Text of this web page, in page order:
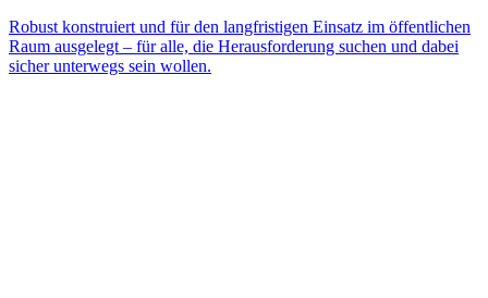
Robust konstruiert und für den langfristigen Einsatz im öffentlichen
Raum ausgelegt – für alle, die Herausforderung suchen und dabei
sicher unterwegs sein wollen.